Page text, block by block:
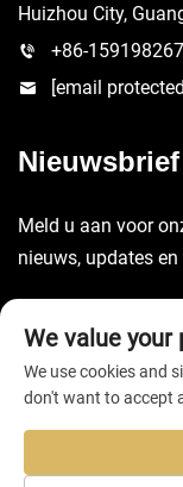
Huizhou City,
+86-
[email
Nieuwsbrief
Meld u aan voor
nieuws, updates
We value your
We use cookies and
don't want to accept